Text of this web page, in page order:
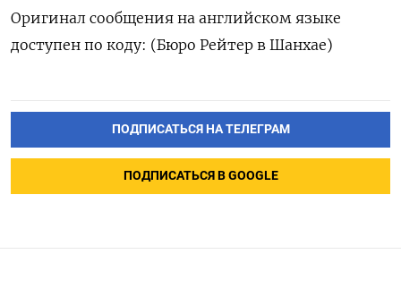
Оригинал сообщения на английском языке
доступен по коду: (Бюро Рейтер в Шанхае)
ПОДПИСАТЬСЯ НА ТЕЛЕГРАМ
ПОДПИСАТЬСЯ В GOOGLE